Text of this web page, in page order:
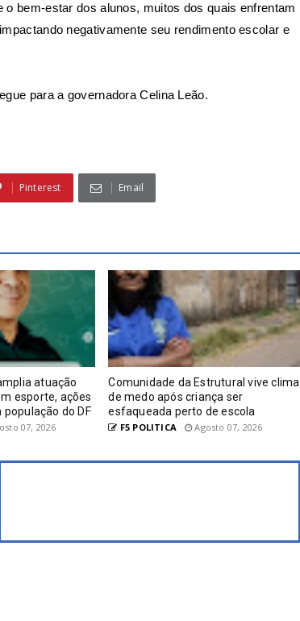
bem-estar dos alunos, muitos dos quais enfrentam
negativamente seu rendimento escolar e
para a governadora Celina Leão.
Pinterest Email
atuação
esporte, ações
população do DF
07, 2026
Comunidade da Estrutural vive clima
de medo após criança ser
esfaqueada perto de escola
F5 POLITICA Agosto 07, 2026